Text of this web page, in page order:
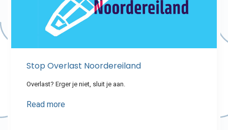
Stop Overlast Noordereiland
Overlast? Erger je niet, sluit je aan.
Read more